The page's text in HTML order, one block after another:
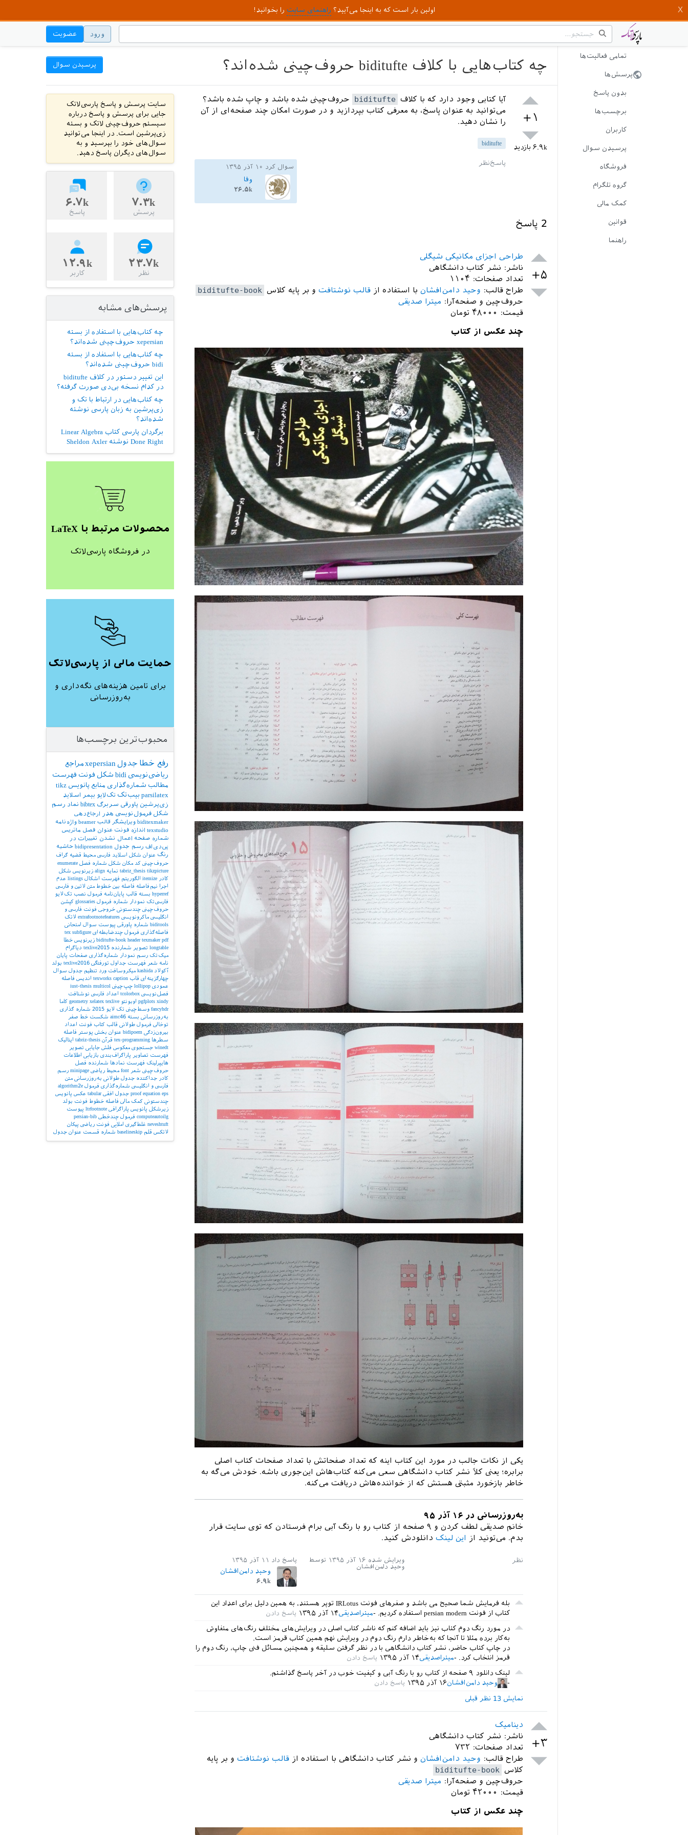
اولین بار است که به اینجا می‌آیید؟ راهنمای سایت را بخوانید!
ورود عضویت
تمامی فعالیت‌ها
پرسش‌ها
بدون پاسخ
برچسب‌ها
کاربران
پرسیدن سوال
فروشگاه
گروه تلگرام
کمک مالی
قوانین
راهنما
چه کتاب‌هایی با کلاف biditufte حروف‌چینی شده‌اند؟ پرسیدن سوال
+۱
۶.۹k بازدید
آیا کتابی وجود دارد که با کلاف biditufte
حروف‌چینی شده باشد و چاپ شده باشد؟
می‌توانید به عنوان پاسخ، به معرفی کتاب بپردازید و در صورت امکان چند صفحه‌ای از آن
را نشان دهید.
biditufte
سوال کرد ۱۰ آذر ۱۳۹۵
وفا
۲۶.۵k
2 پاسخ
+۵
طراحی اجزای مکانیکی شیگلی‏
ناشر: نشر کتاب دانشگاهی
تعداد صفحات: ۱۱۰۴
طراح قالب: وحید دامن‌افشان با استفاده از قالب نوشتافت و بر پایه کلاس biditufte-book
حروف‌چین و صفحه‌آرا: میترا صدیقی
قیمت: ۴۸۰۰۰ تومان
چند عکس از کتاب
یکی از نکات جالب در مورد این کتاب اینه که تعداد صفحاتش با تعداد صفحات کتاب اصلی
برابره؛ یعنی کلاً نشر کتاب دانشگاهی سعی می‌کنه کتاب‌هاش این‌جوری باشه. خودش می‌گه به
خاطر بازخورد مثبتی هستش که از خواننده‌هاش دریافت می‌کنه.
به‌روزرسانی در ۱۶ آذر ۹۵
خانم صدیقی لطف کردن و ۹ صفحه از کتاب رو با رنگ آبی برام فرستادن که توی سایت قرار
بدم. می‌تونید از این لینک دانلودش کنید.
ویرایش شده ۱۶ آذر ۱۳۹۵
توسط
وحید دامن‌افشان
پاسخ داد ۱۱ آذر ۱۳۹۵
وحید دامن‌افشان
۶.۹k
بله فرمایش شما صحیح می باشد و صفرهای فونت IRLotus توپر هستند، به همین دلیل برای اعداد این
کتاب از فونت persian modern استفاده کردیم.
۱۴ آذر ۱۳۹۵میتراصدیقی
در مورد رنگ دوم کتاب نیز باید اضافه کنم که ناشر کتاب اصلی در ویرایش‌های مختلف رنگ‌های متفاوتی
به‌کار برده مثلا تا آنجا که به‌خاطر دارم رنگ دوم در ویرایش نهم همین کتاب قرمز است.
در چاپ کتاب حاضر، نشر کتاب دانشگاهی با در نظر گرفتن سلیقه و همچنین مسائل فنی چاپ، رنگ دوم را
قرمز انتخاب کرد.
۱۴ آذر ۱۳۹۵میتراصدیقی
لینک دانلود ۹ صفحه از کتاب رو با رنگ آبی و کیفیت خوب در آخر پاسخ گذاشتم.
۱۶ آذر ۱۳۹۵وحید دامن‌افشان
نمایش 13 نظر قبلی
+۳
دینامیک‏
ناشر: نشر کتاب دانشگاهی
تعداد صفحات: ۷۳۲
طراح قالب: وحید دامن‌افشان و نشر کتاب دانشگاهی با استفاده از قالب نوشتافت و بر پایه
کلاس biditufte-book
حروف‌چین و صفحه‌آرا: میترا صدیقی
قیمت: ۴۲۰۰۰ تومان
چند عکس از کتاب
سایت پرسش و پاسخ پارسی‌لاتک
جایی برای پرسش و پاسخ درباره
سیستم حروف‌چینی لاتک و بسته
زی‌پرشین است. در اینجا می‌توانید
سوال‌های خود را بپرسید و به
سوال‌های دیگران پاسخ دهید.
۷.۳k
پرسش
۶.۷k
پاسخ
۲۳.۷k
نظر
۱۲.۹k
کاربر
پرسش‌های مشابه
چه کتاب‌هایی با استفاده از بسته
xepersian حروف‌چینی شده‌اند؟
چه کتاب‌هایی با استفاده از بسته
bidi حروف‌چینی شده‌اند؟
این تغییر دستور در کلاف biditufte
در کدام نسخه بی‌دی صورت گرفته؟
چه کتاب‌هایی در ارتباط با تک و
زی‌پرشین به زبان پارسی نوشته
شده‌اند؟
برگردان پارسی کتاب Linear Algebra
Done Right نوشته Sheldon Axler
محصولات مرتبط با LaTeX
در فروشگاه پارسی‌لاتک
حمایت مالی از پارسی‌لاتک
برای تامین هزینه‌های نگه‌داری و
به‌روزرسانی
محبوب‌ترین برچسب‌ها
رفع خطا جدول xepersianمراجع
ریاضی‌نویسی bidi شکل فونت فهرست
مطالب شماره‌گذاری منابع پانویس tikz
parsilatex بیب‌تک تک‌لایو بیمر اسلاید
زی‌پرشین پاورقی سربرگ bibtex نماد رسم
شکل فرمول‌نویسی هدر
ارجاع‌دهی
biditexmaker ویرایشگر قالب beamer واژه‌نامه
texstudio اندازه فونت عنوان فصل ماتریس
شماره صفحه اعمال نشدن تغییرات در
پی‌دی‌اف رسم جدول bidipresentation حاشیه
رنگ عنوان شکل اسلاید فارسی محیط قضیه گراف
حروف‌چینی کد مکان شکل شماره فصل enumerate
tabriz_thesis tikzpicture نمایه align زیرنویس شکل
کادر
itemize الگوریتم فهرست اشکال listings عدم
اجرا
نیم‌فاصله فاصله بین خطوط متن لاتین و فارسی
hyperref بسته قالب پایان‌نامه فرمول نصب تک‌لایو
فارسی‌تک نمودار شماره فرمول glossaries کپشن
حروف‌چینی چندستونی خروجی فونت فارسی و
انگلیسی ماکرونویسی extrafootnotefeatures لاتک
biditools شماره پاورقی پیوست‌ سوال امتحانی
فاصله‌گذاری فرمول چندضابطه‌ای tex subfigure
biditufte-book header texmaker pdf زیرنویس خطا
longtable تصویر شمارنده texlive2015 دیاگرام
میک‌تک رسم نمودار شماره‌گذاری صفحات پایان
نامه شعر فهرست جداول تورفتگی texlive2016 بولد
آکولاد kashida میکروسافت ورد تنظیم جدول سوال
چهارگزینه‌ای قاب texworks caption اندیس فاصله
عمودی lollipop چپ‌چینی iust-thesis multicol
فصل‌نویسی tcolorbox اعداد فارسی نوشتافت
pgfplots xindy اوبونتو geometry xelatex texlive
کاما
fancyhdr وسط‌چینی تک لایو 2015
شماره گذاری
به‌روزرسانی بسته aimc46 شکست خط صفر
توخالی فرمول طولانی قالب کتاب فونت اعداد
بیرون‌زدگی bidipoem عنوان بخش پوستر
فاصله
سطرها
tex-programming قرآن tabriz-thesis
ایتالیک
winedt جستجوی معکوس فلش جایابی تصویر
فهرست تصاویر
پاراگراف‌بندی بازیابی اطلاعات
هایپرلینک فهرست نمادها
شمارنده فصل
حروف‌چینی شعر font محیط ریاضی minipage رسم
کادر
جداکننده جدول طولانی به‌روزرسانی متن
فارسی و انگلیسی شماره‌گذاری فرمول algorithm2e
proof equation eps جدول افقی tabular عکس پانویس
چندستونی کمک مالی فاصله خطوط فونت بولد
زیرشکل پانویس پاراگرافی ltrfootnote پیوست
computeautoilg فرمول چندخطی persian-bib
neveshtuft غلط‌گیری املایی فونت ریاضی پیکان
لاتکس قلم baselineskip شماره قسمت عنوان جدول